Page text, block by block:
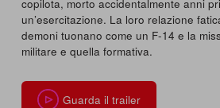
copilota, morto accidentalmente anni
un’esercitazione. La loro relazione
demoni tuonano come un F-14 e la
militare e quella formativa.
Guarda il trailer